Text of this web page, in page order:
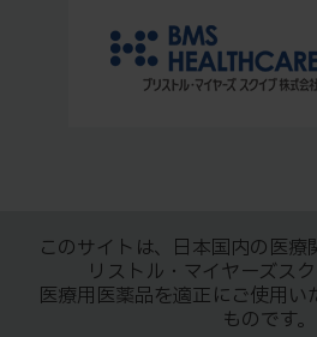
このサイトは、日本国内の医
リストル・マイヤーズス
医療用医薬品を適正にご使用い
ものです。